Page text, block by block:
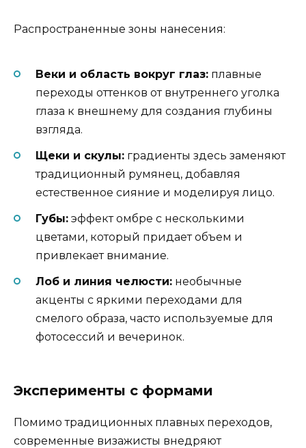
Распространенные зоны нанесения:
Веки и область вокруг глаз: плавные
переходы оттенков от внутреннего уголка
глаза к внешнему для создания глубины
взгляда.
Щеки и скулы: градиенты здесь заменяют
традиционный румянец, добавляя
естественное сияние и моделируя лицо.
Губы: эффект омбре с несколькими
цветами, который придает объем и
привлекает внимание.
Лоб и линия челюсти: необычные
акценты с яркими переходами для
смелого образа, часто используемые для
фотосессий и вечеринок.
Эксперименты с формами
Помимо традиционных плавных переходов,
современные визажисты внедряют